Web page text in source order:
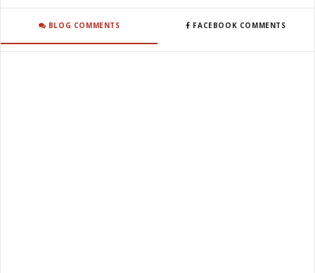
BLOG COMMENTS FACEBOOK COMMENTS